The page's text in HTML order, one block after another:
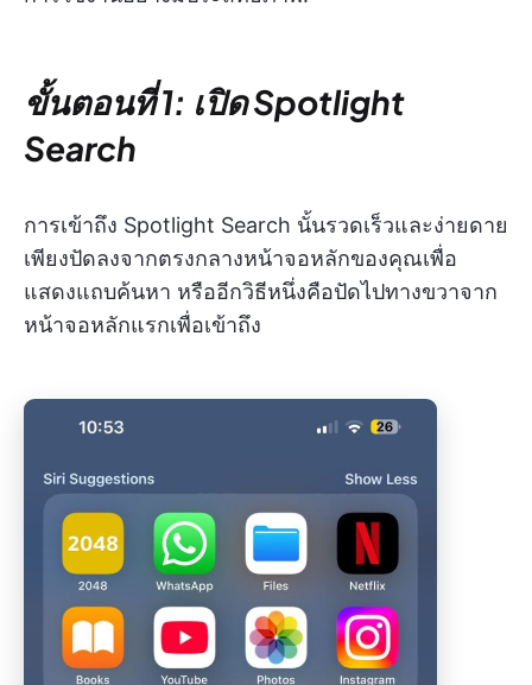
ขั้นตอนที่ 1: เปิด Spotlight
Search
การเข้าถึง Spotlight Search นั้นรวดเร็วและง่ายดาย
เพียงปัดลงจากตรงกลางหน้าจอหลักของคุณเพื่อ
แสดงแถบค้นหา หรืออีกวิธีหนึ่งคือปัดไปทางขวาจาก
หน้าจอหลักแรกเพื่อเข้าถึง